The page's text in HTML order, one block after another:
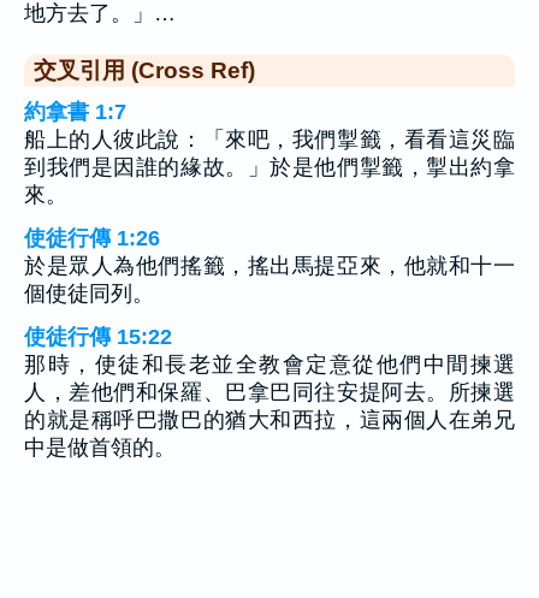
地方去了。」…
交叉引用 (Cross Ref)
約拿書 1:7
船上的人彼此說：「來吧，我們掣籤，看看這災臨
到我們是因誰的緣故。」於是他們掣籤，掣出約拿
來。
使徒行傳 1:26
於是眾人為他們搖籤，搖出馬提亞來，他就和十一
個使徒同列。
使徒行傳 15:22
那時，使徒和長老並全教會定意從他們中間揀選
人，差他們和保羅、巴拿巴同往安提阿去。所揀選
的就是稱呼巴撒巴的猶大和西拉，這兩個人在弟兄
中是做首領的。